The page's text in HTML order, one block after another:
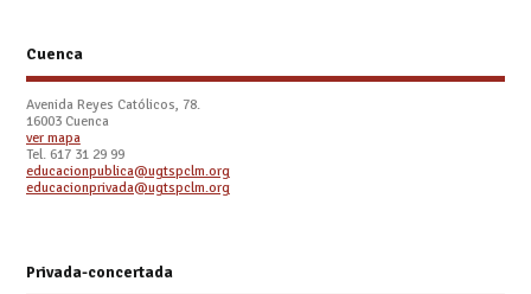
Cuenca
Avenida Reyes Católicos, 78.
16003 Cuenca
ver mapa
Tel. 617 31 29 99
educacionpublica@ugtspclm.org
educacionprivada@ugtspclm.org
Privada-concertada